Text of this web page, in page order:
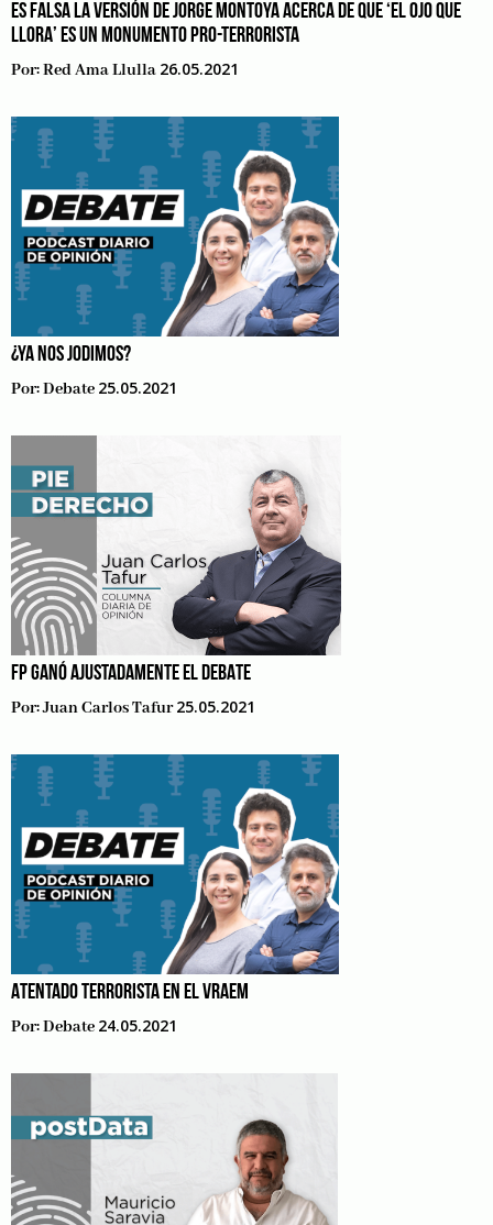
ES FALSA LA VERSIÓN DE JORGE MONTOYA ACERCA DE QUE ‘EL OJO QUE
LLORA’ ES UN MONUMENTO PRO-TERRORISTA
Por:Red Ama Llulla 26.05.2021
¿YA NOS JODIMOS?
Por:Debate 25.05.2021
FP GANÓ AJUSTADAMENTE EL DEBATE
Por:Juan Carlos Tafur 25.05.2021
ATENTADO TERRORISTA EN EL VRAEM
Por:Debate 24.05.2021